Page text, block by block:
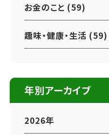
お金のこと (59)
趣味・健康・生活 (59)
年別アーカイブ
2026年